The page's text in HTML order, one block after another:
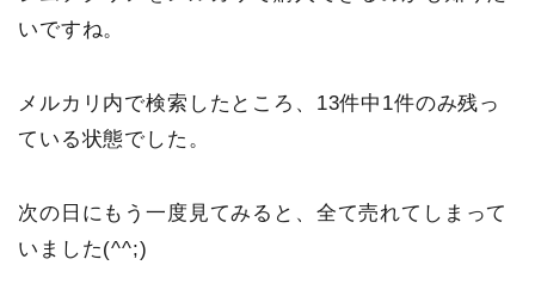
いですね。
メルカリ内で検索したところ、13件中1件のみ残っ
ている状態でした。
次の日にもう一度見てみると、全て売れてしまって
いました(^^;)